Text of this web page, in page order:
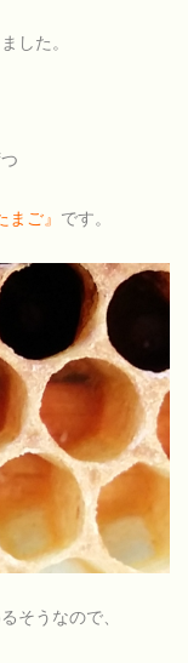
した。
まご』 です。
そうなので、